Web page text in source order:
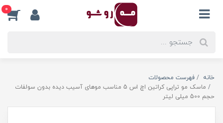
0
خانه
فهرست محصولات
ماسک مو تراپی کراتین اچ اس 5 مناسب موهای آسیب دیده بدون سولفات
حجم 500 میلی لیتر